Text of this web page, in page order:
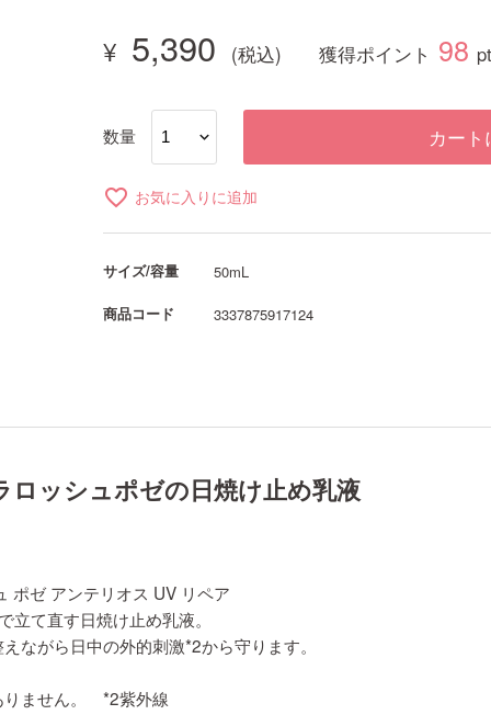
5,390 獲得ポイント 98 pt
数量 カート
favorite_border お気に入りに追加
サイズ/容量
50mL
商品コード
3337875917124
ッシュポゼの日焼け止め乳液
ポゼ アンテリオス UV リペア
て直す日焼け止め乳液。
ながら日中の外的刺激*2から守ります。
りません。 *2紫外線